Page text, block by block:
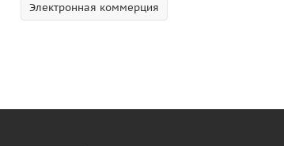
Электронная коммерция